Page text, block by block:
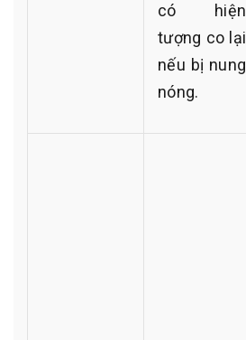
có hiện
tượng co lại
nếu bị nung
nóng.